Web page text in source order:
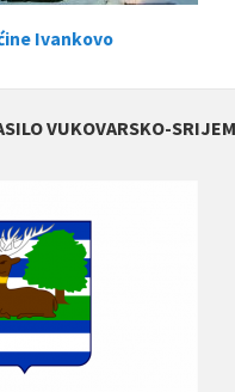
Ivankovo
VUKOVARSKO-